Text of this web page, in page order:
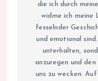
die ich durch
widme ich meine
fesselnder
und emotional
unterhalten,
anzuregen und
uns zu wecken.